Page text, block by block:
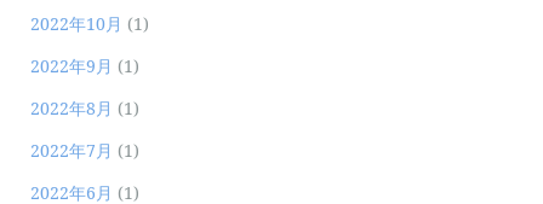
2022年10月 (1)
2022年9月 (1)
2022年8月 (1)
2022年7月 (1)
2022年6月 (1)